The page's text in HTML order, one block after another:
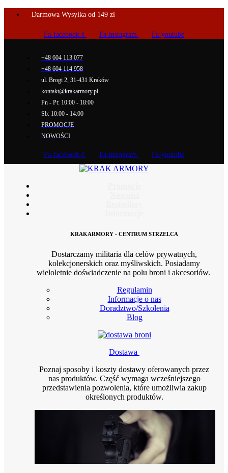
Darmowa Wysyłka od 149 zł
Fa-facebook-f Fa-instagram Fa-youtube
+48 604 113 077
+48 604 114 958
ul. Brogi 2, 31-431 Kraków
kontakt@krakarmory.pl
Pn - Pt: 10:00 - 18:00
Sb: 10:00 - 14:00
PROMOCJE
NOWOŚCI
Fa-facebook-f Fa-instagram Fa-youtube
KRAKARMORY - CENTRUM STRZELCA
Dostarczamy militaria dla celów prywatnych,
kolekcjonerskich oraz myśliwskich. Posiadamy
wieloletnie doświadczenie na polu broni i akcesoriów.
Regulamin
Informacje o nas
Doradztwo/Szkolenia
Blog
Dostawa
Poznaj sposoby i koszty dostawy oferowanych przez
nas produktów. Część wymaga wcześniejszego
przedstawienia pozwolenia, które umożliwia zakup
określonych produktów.